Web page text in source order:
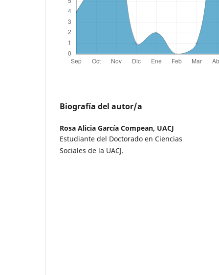
Biografía del autor/a
Rosa Alicia García Compean, UACJ
Estudiante del Doctorado en Ciencias
Sociales de la UACJ.